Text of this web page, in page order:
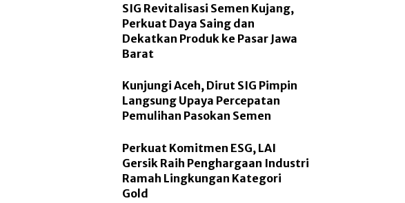
SIG Revitalisasi Semen Kujang,
Perkuat Daya Saing dan
Dekatkan Produk ke Pasar Jawa
Barat
Kunjungi Aceh, Dirut SIG Pimpin
Langsung Upaya Percepatan
Pemulihan Pasokan Semen
Perkuat Komitmen ESG, LAI
Gersik Raih Penghargaan Industri
Ramah Lingkungan Kategori
Gold